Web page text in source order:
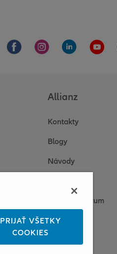
Allianz
Kontakty
Blogy
Návody
Tlačové centrum
Kariéra
PRIJAŤ VŠETKY
COOKIES